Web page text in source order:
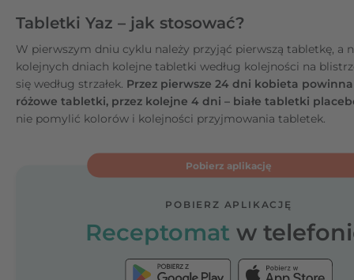
Tabletki Yaz – jak stosować?
W pierwszym dniu cyklu należy przyjąć pierwszą tabletkę, a
kolejnych dniach kolejne tabletki według kolejności na
się według strzałek. Przez pierwsze 24 dni kobieta
różowe tabletki, przez kolejne 4 dni – białe tabletki
nie pomylić kolorów i kolejności przyjmowania tabletek.
Pobierz aplikację
POBIERZ APLIKACJĘ
Receptomat w